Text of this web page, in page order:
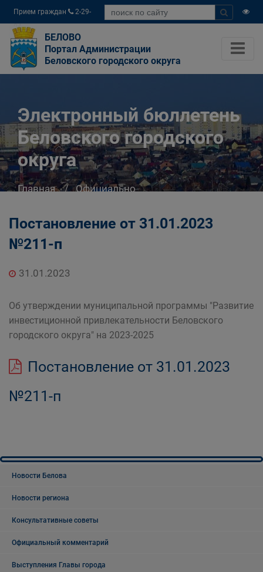
Прием граждан
2-29-
04
БЕЛОВО
Портал Администрации
Беловского городского округа
Электронный бюллетень
Беловского городского
округа
Главная
Официально
Постановление от 31.01.2023
№211-п
31.01.2023
Об утверждении муниципальной программы "Развитие
инвестиционной привлекательности Беловского
городского округа" на 2023-2025
Постановление от 31.01.2023
№211-п
Новости Белова
Новости региона
Консультативные советы
Официальный комментарий
Выступления Главы города